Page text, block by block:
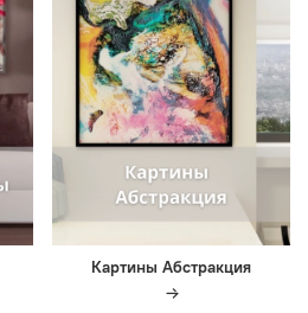
Картины Абстракция